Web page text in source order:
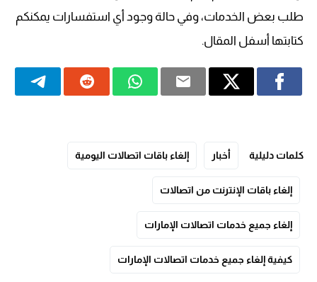
طلب بعض الخدمات، وفي حالة وجود أي استفسارات يمكنكم
كتابتها أسفل المقال.
كلمات دليلية أخبار إلغاء باقات اتصالات اليومية
إلغاء باقات الإنترنت من اتصالات
إلغاء جميع خدمات اتصالات الإمارات
كيفية إلغاء جميع خدمات اتصالات الإمارات